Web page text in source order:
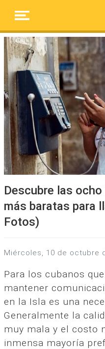
Descubre las
más baratas para
Fotos)
miércoles, 10 de octubre
Para los cubanos
mantener
en la Isla es una
Generalmente la
muy mala y el costo
inmensa mayoría